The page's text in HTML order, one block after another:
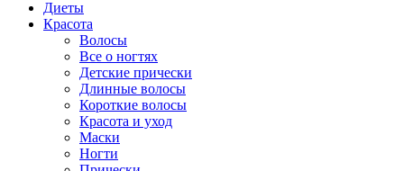
Диеты
Красота
Волосы
Все о ногтях
Детские прически
Длинные волосы
Короткие волосы
Красота и уход
Маски
Ногти